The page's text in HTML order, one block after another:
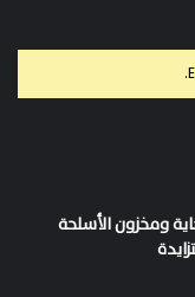
ومخزون الأسلحة